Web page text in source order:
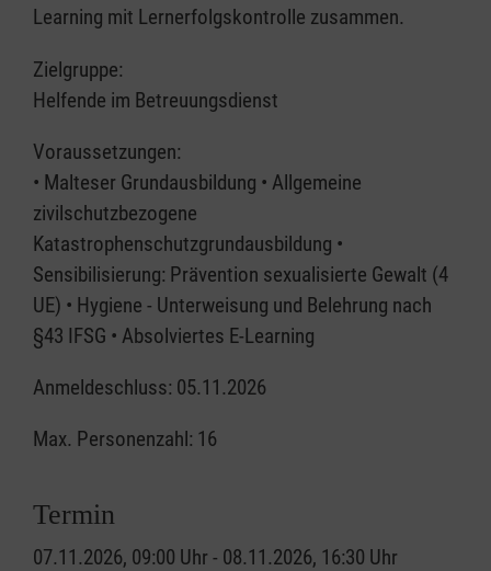
Learning mit Lernerfolgskontrolle zusammen.
Zielgruppe:
Helfende im Betreuungsdienst
Voraussetzungen:
• Malteser Grundausbildung • Allgemeine
zivilschutzbezogene
Katastrophenschutzgrundausbildung •
Sensibilisierung: Prävention sexualisierte Gewalt (4
UE) • Hygiene - Unterweisung und Belehrung nach
§43 IFSG • Absolviertes E-Learning
Anmeldeschluss: 05.11.2026
Max. Personenzahl: 16
Termin
07.11.2026, 09:00 Uhr - 08.11.2026, 16:30 Uhr